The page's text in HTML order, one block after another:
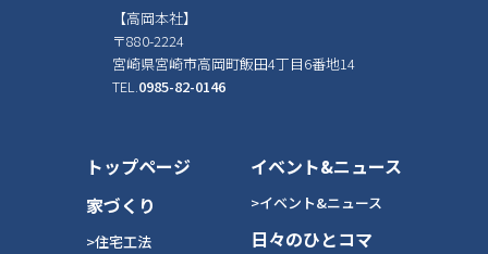
【高岡本社】
〒880-2224
宮崎県宮崎市高岡町飯田4丁目6番地14
TEL. 0985-82-0146
トップページ
家づくり
>住宅工法
イベント&ニュース
>イベント&ニュース
日々のひとコマ